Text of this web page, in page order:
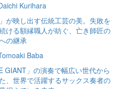
Kurihara
が映し出す伝統工芸の美。失敗を
ける額縁職人が紡ぐ、亡き師匠の
の継承
Baba
GIANT」の演奏で幅広い世代から
、世界で活躍するサックス奏者の